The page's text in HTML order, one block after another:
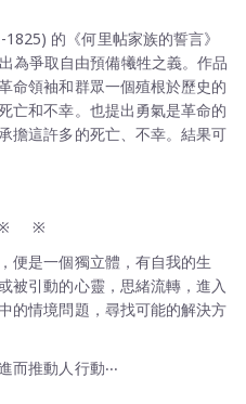
的《何里帖家族的誓言》
為爭取自由預備犧牲之義。作品
命領袖和群眾一個殖根於歷史的
亡和不幸。也提出勇氣是革命的
擔這許多的死亡、不幸。結果可
※
便是一個獨立體，有自我的生
被引動的心靈，思緒流轉，進入
的情境問題，尋找可能的解決方
推動人行動‧‧‧